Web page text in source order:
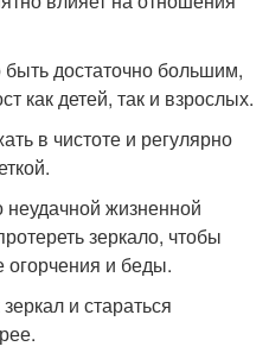
достаточно большим,
как детей, так и взрослых.
в чистоте и регулярно
жизненной
зеркало, чтобы
огорчения и беды.
и стараться